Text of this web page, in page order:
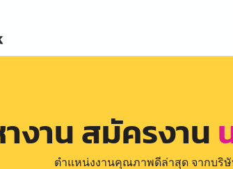
งาน สมัครงาน
ตำแหน่งงานคุณภาพดีล่าสุด จากบริ